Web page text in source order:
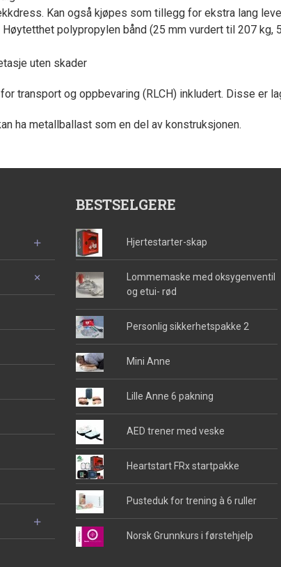
Kan også kjøpes som tillegg for ekstra lang
polypropylen bånd (25 mm vurdert til 207 kg,
uten skader
transport og oppbevaring (RLCH) inkludert. Disse
ha metallballast som en del av konstruksjonen.
BESTSELGERE
Hjertestarter-skap
Lommemaske med oksygenventil
og etui- rød
Personlig sikkerhetspakke 2
Mini Anne
Lille Anne 6 pakning
AED trener med veske
Heartstart FRx startpakke
Pusteduk for trening à 6 ruller
Norsk Grunnkurs i førstehjelp